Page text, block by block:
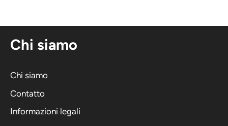
Chi siamo
Chi siamo
Contatto
Informazioni legali